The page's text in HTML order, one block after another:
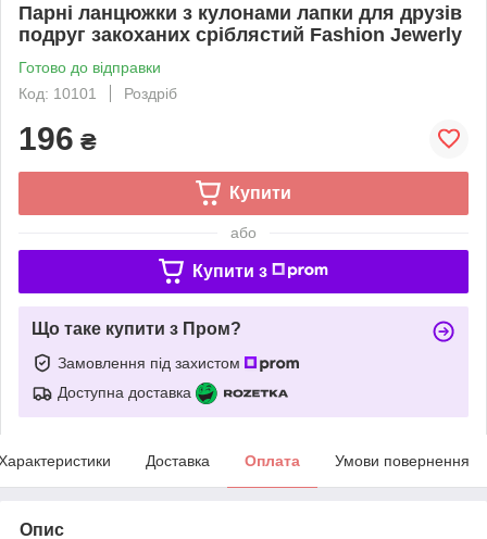
Парні ланцюжки з кулонами лапки для друзів
подруг закоханих сріблястий Fashion Jewerly
Готово до відправки
Код: 10101
Роздріб
196 ₴
Купити
або
Купити з
Що таке купити з Пром?
Замовлення під захистом
Доступна доставка
Доставка Оплата Умови повернення
Опис